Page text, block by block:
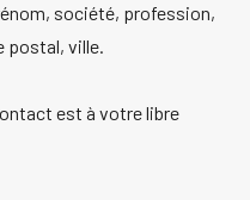
société, profession,
postal, ville.
est à votre libre